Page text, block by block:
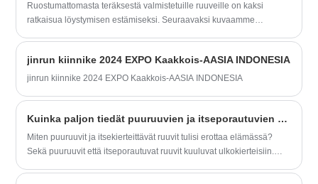
Ruostumattomasta teräksestä valmistetuille ruuveille on kaksi
ratkaisua löystymisen estämiseksi. Seuraavaksi kuvaamme
jinrun kiinnike 2024 EXPO Kaakkois-AASIA INDONESIA
jinrun kiinnike 2024 EXPO Kaakkois-AASIA INDONESIA
Kuinka paljon tiedät puuruuvien ja itseporautuvien ruuvien eroista?
Miten puuruuvit ja itsekierteittävät ruuvit tulisi erottaa elämässä?
Sekä puuruuvit että itseporautuvat ruuvit kuuluvat ulkokierteisiin.